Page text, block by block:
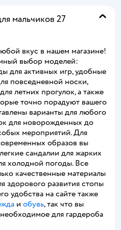
мальчиков 27
вкус в нашем магазине!
выбор моделей:
для активных игр, удобные
повседневной носки,
летних прогулок, а также
точно порадуют вашего
варианты для любого
для новорожденных до
мероприятий. Для
образов вы
сандалии для жарких
холодной погоды. Все
качественные материалы
здорового развития стопы
удобства на сайте также
и обувь, так что вы
для гардероба